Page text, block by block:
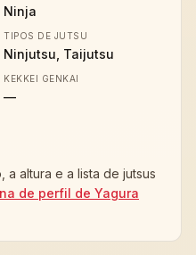
Ninja
TIPOS DE JUTSU
Ninjutsu, Taijutsu
KEKKEI GENKAI
—
a altura e a lista de jutsus
de perfil de Yagura